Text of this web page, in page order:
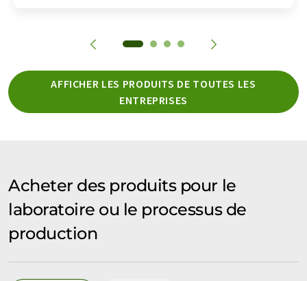
AFFICHER LES PRODUITS DE TOUTES LES
ENTREPRISES
Acheter des produits pour le
laboratoire ou le processus de
production